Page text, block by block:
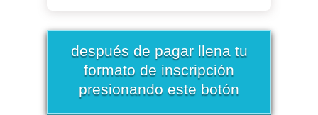
después de pagar llena tu
formato de inscripción
presionando este botón